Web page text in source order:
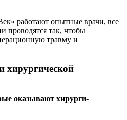
работают опытные врачи, все
проводятся так, чтобы
травму и
хирургической
оказывают хирурги-